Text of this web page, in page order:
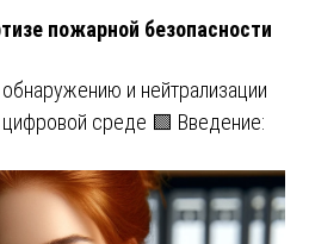
пожарной безопасности
и нейтрализации
цифровой среде 🟩 Введение: